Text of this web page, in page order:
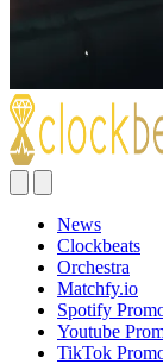
News
Clockbeats
Orchestra
Matchfy.io
Spotify
Youtube
TikTok